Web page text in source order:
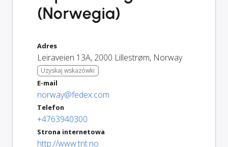
(Norwegia)
Adres
Leiraveien 13A, 2000 Lillestrøm, Norway
Uzyskaj wskazówki
E-mail
norway@fedex.com
Telefon
+4763940300
Strona internetowa
http://www.tnt.no